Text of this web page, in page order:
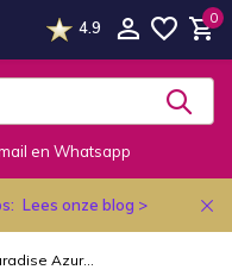
4.9
0
en Whatsapp
Lees onze blog >
Azur...